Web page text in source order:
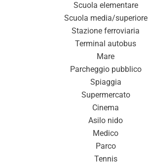
Scuola elementare
Scuola media/superiore
Stazione ferroviaria
Terminal autobus
Mare
Parcheggio pubblico
Spiaggia
Supermercato
Cinema
Asilo nido
Medico
Parco
Tennis